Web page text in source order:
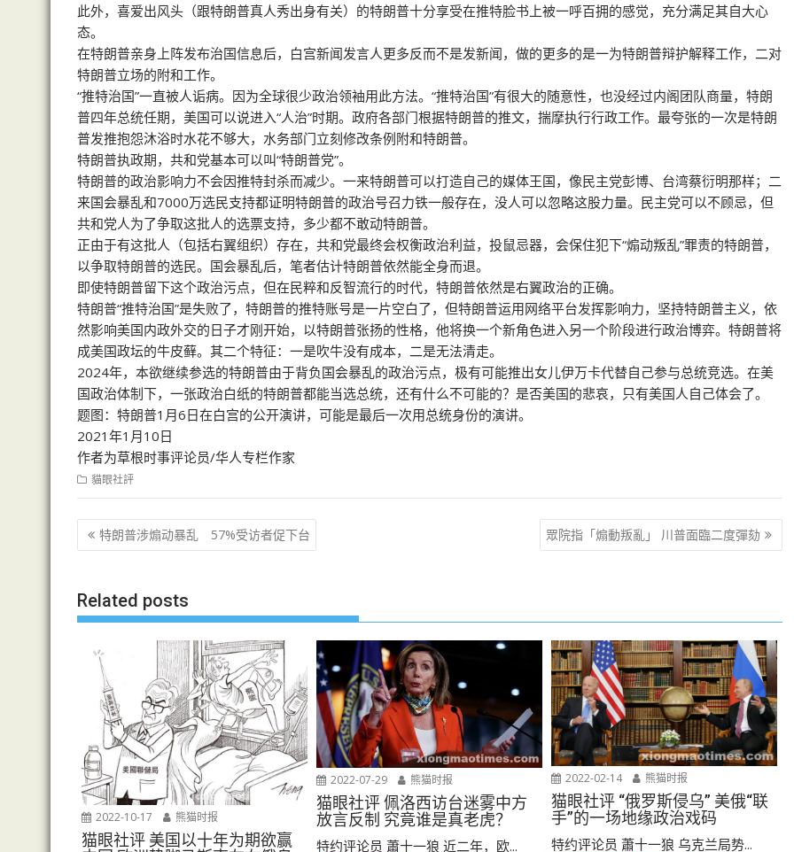
此外，喜爱出风头（跟特朗普真人秀出身有关）的特朗普十分享受在推特脸书上被一呼百拥的感觉，充分满足其自大心
态。
在特朗普亲身上阵发布治国信息后，白宫新闻发言人更多反而不是发新闻，做的更多的是一为特朗普辩护解释工作，二对
特朗普立场的附和工作。
“推特治国”一直被人诟病。因为全球很少政治领袖用此方法。“推特治国”有很大的随意性，也没经过内阁团队商量，特朗
普四年总统任期，美国可以说进入“人治”时期。政府各部门根据特朗普的推文，揣摩执行行政工作。最夸张的一次是特朗
普发推抱怨沐浴时水花不够大，水务部门立刻修改条例附和特朗普。
特朗普执政期，共和党基本可以叫“特朗普党”。
特朗普的政治影响力不会因推特封杀而减少。一来特朗普可以打造自己的媒体王国，像民主党彭博、台湾蔡衍明那样；二
来国会暴乱和7000万选民支持都证明特朗普的政治号召力铁一般存在，没人可以忽略这股力量。民主党可以不顾忌，但
共和党人为了争取这批人的选票支持，多少都不敢动特朗普。
正由于有这批人（包括右翼组织）存在，共和党最终会权衡政治利益，投鼠忌器，会保住犯下“煽动叛乱”罪责的特朗普，
以争取特朗普的选民。国会暴乱后，笔者估计特朗普依然能全身而退。
即使特朗普留下这个政治污点，但在民粹和反智流行的时代，特朗普依然是右翼政治的正确。
特朗普“推特治国”是失败了，特朗普的推特账号是一片空白了，但特朗普运用网络平台发挥影响力，坚持特朗普主义，依
然影响美国内政外交的日子才刚开始，以特朗普张扬的性格，他将换一个新角色进入另一个阶段进行政治博弈。特朗普将
成美国政坛的牛皮藓。其二个特征：一是吹牛没有成本，二是无法清走。
2024年，本欲继续参选的特朗普由于背负国会暴乱的政治污点，极有可能推出女儿伊万卡代替自己参与总统竞选。在美
国政治体制下，一张政治白纸的特朗普都能当选总统，还有什么不可能的？是否美国的悲哀，只有美国人自己体会了。
题图：特朗普1月6日在白宫的公开演讲，可能是最后一次用总统身份的演讲。
2021年1月10日
作者为草根时事评论员/华人专栏作家
貓眼社評
文
章
航
特朗普涉煽动暴乱 57%受访者促下台 眾院指「煽動叛亂」 川普面臨二度彈劾
Related posts
2022-10-17 熊猫时报
猫眼社评 美国以十年为期欲赢
2022-07-29 熊猫时报
猫眼社评 佩洛西访台迷雾中方
放言反制 究竟谁是真老虎？
特约评论员 蕭十一狼 近二年，欧...
2022-02-14 熊猫时报
猫眼社评 “俄罗斯侵乌” 美俄“联
手”的一场地缘政治戏码
特约评论员 蕭十一狼 乌克兰局势...